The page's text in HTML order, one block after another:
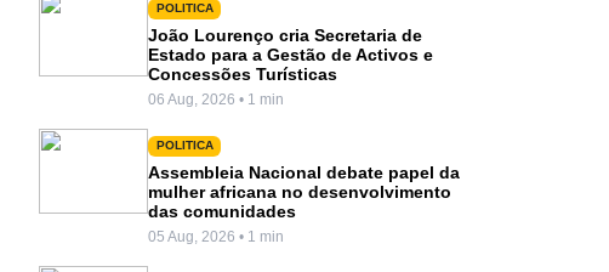
POLITICA
João Lourenço cria Secretaria de
Estado para a Gestão de Activos e
Concessões Turísticas
06 Aug, 2026 • 1 min
POLITICA
Assembleia Nacional debate papel da
mulher africana no desenvolvimento
das comunidades
05 Aug, 2026 • 1 min